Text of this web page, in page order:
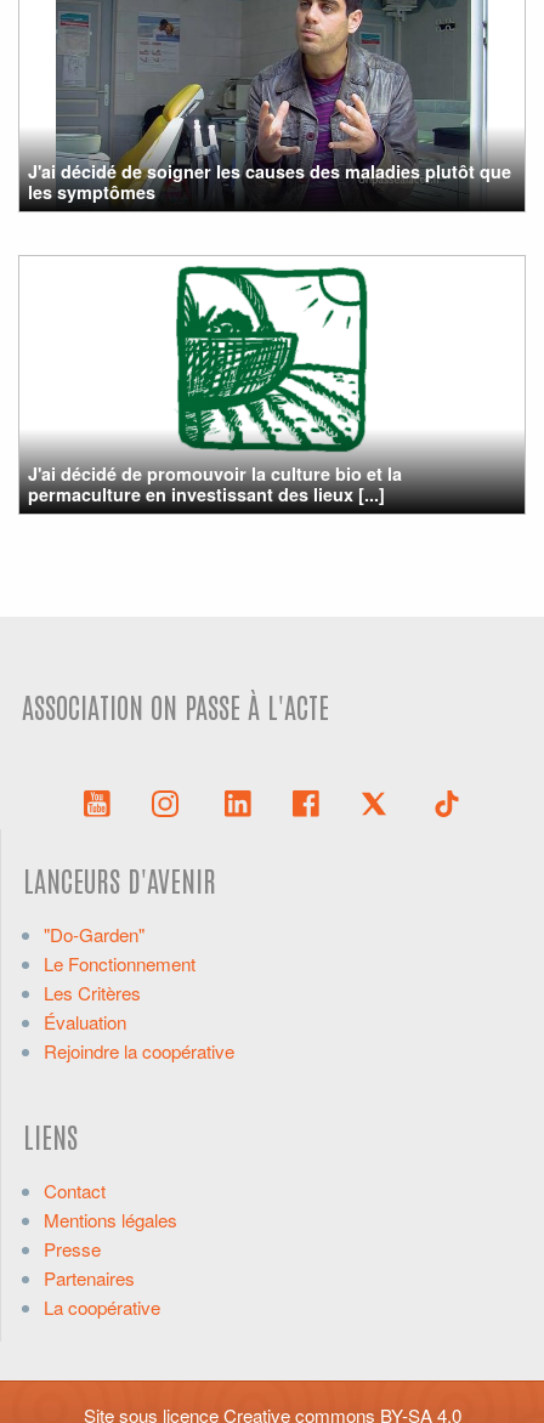
J'ai décidé de soigner les causes des maladies plutôt que
les symptômes
J'ai décidé de promouvoir la culture bio et la
permaculture en investissant des lieux [...]
ASSOCIATION ON PASSE À L'ACTE
LANCEURS D'AVENIR
"Do-Garden"
Le Fonctionnement
Les Critères
Évaluation
Rejoindre la coopérative
LIENS
Contact
Mentions légales
Presse
Partenaires
La coopérative
Site sous licenceCreative commons BY-SA 4.0